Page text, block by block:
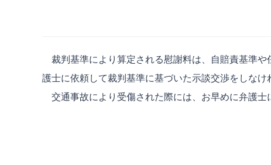
裁判基準により算定される慰謝料は、自賠責基準
護士に依頼して裁判基準に基づいた示談交渉をしな
交通事故により受傷された際には、お早めに弁護士